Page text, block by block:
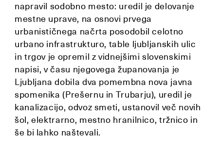
napravil sodobno mesto: uredil je delovanje
mestne uprave, na osnovi prvega
urbanističnega načrta posodobil celotno
urbano infrastrukturo, table ljubljanskih ulic
in trgov je opremil z vidnejšimi slovenskimi
napisi, v času njegovega županovanja je
Ljubljana dobila dva pomembna nova javna
spomenika (Prešernu in Trubarju), uredil je
kanalizacijo, odvoz smeti, ustanovil več novih
šol, elektrarno, mestno hranilnico, tržnico in
še bi lahko naštevali.